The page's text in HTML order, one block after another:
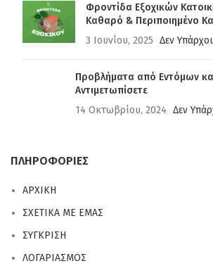
Φροντίδα Εξοχικών
Καθαρό & Περιποιημένο
3 Ιουνίου, 2025 Δεν
Προβλήματα από Εντόμων
Αντιμετωπίσετε
14 Οκτωβρίου, 2024 Δεν
ΠΛΗΡΟΦΟΡΙΕΣ
ΑΡΧΙΚΗ
ΣΧΕΤΙΚΑ ΜΕ ΕΜΑΣ
ΣΥΓΚΡΙΣΗ
ΛΟΓΑΡΙΑΣΜΟΣ